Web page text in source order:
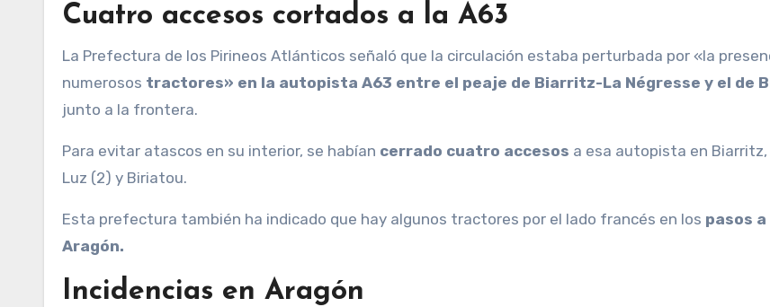
Cuatro accesos cortados a la A63
La Prefectura de los Pirineos Atlánticos señaló que la circulación estaba perturbada por «la presencia de
numerosos tractores» en la autopista A63 entre el peaje de Biarritz-La Négresse y el de
junto a la frontera.
Para evitar atascos en su interior, se habían cerrado cuatro accesos a esa autopista en Biarritz,
Luz (2) y Biriatou.
Esta prefectura también ha indicado que hay algunos tractores por el lado francés en los pasos
Aragón.
Incidencias en Aragón